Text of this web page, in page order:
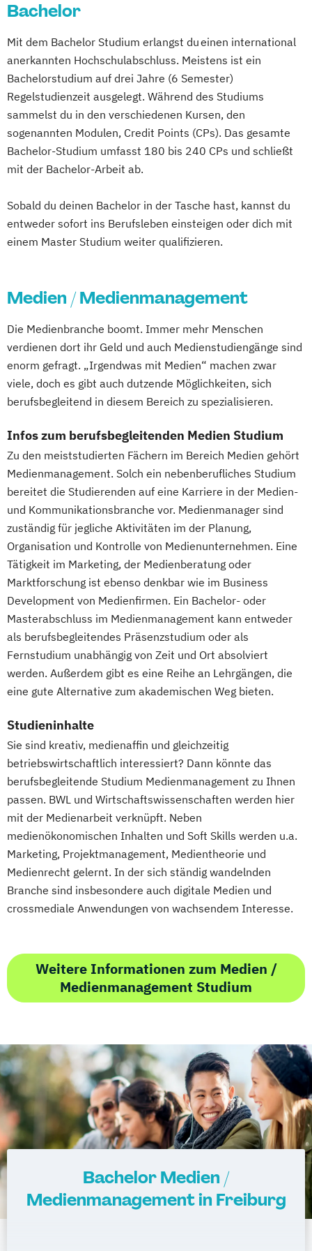
Leitungshandeln in der Pädagogik
Management (DE/EN) Marketing
Marketing und digitale Medien
Marketingmanagement
Maschinenbau
Master of Business Administration (DE/EN)
Mechatronik
Mediendesign
Medieninformatik
Modemanagement
Nachhaltiges Management New Work
Online Marketing
Personalmanagement
Personalmanagement (DE/EN)
Pflegemanagement
Pflegepädagogik
Physiotherapie
Product Management (DE/EN)
Produktdesign
Psychologie Public Health
Public Management
Public Management für
Verwaltungsfachangestellte
Public Relations und Kommunikation
Pädagogik Pädagogik für Bildung
Pädagogik
Bildungsberatung und Leitung
Robotics (DE/EN)
Social Media
Softwareentwicklung (DE/EN)
Soziale Arbeit
Soziale Arbeit Schwerpunkt Kinder und
Jugendliche
Sozialmanagement
Sportmanagement
Supply Chain Management
Tourismusmanagement UX Design
Umweltingenieurwesen
Vertragsrecht
Wirtschaftsinformatik (DE/EN)
Wirtschaftsingenieurwesen
Wirtschaftsingenieurwesen (DE/EN)
Wirtschaftsingenieurwesen Medizintechnik
Wirtschaftspsychologie (DE/EN)
Nachhaltigkeitsmanagement
Online Marketing
Personalpsychologie und Human Resource
Management
Pflege
Pharmamanagement und -technologie
Praxis- und Versorgungsmanagement
Psychologie
Pädagogik
Sales Management & Strategy
Soziale Arbeit
Sustainability Management
Therapiewissenschaften - Logopädie
Therapiewissenschaften - Physiotherapie
UX & Service Design
Wirtschaftsingenieurwesen
Maschinenbau
Wirtschaftspsychologie & Künstliche
Intelligenz
Wirtschaftspsychologie & Leadership
Wirtschaftspsychologie (DE/EN))
Wirtschaftspsychologie im Online-
Abendstudium
Wirtschaftsrecht
Wirtschaftswissenschaften
Public Relations Hochschulzertifikat
Revenue Management
Sportbusiness Management
Sportvermarktung Sportökonom (FH)
Tourism Consulting
Tourismus Management
Tourismusökonom (FH)
Trainingswissenschaft und Sporternährung
Wirtschaftspsychologie
Wirtschaftsinformatik
Wirtschaftsrecht
Wirtschaftspsychologie
Bachelor
Mit dem Bachelor Studium erlangst du einen international
anerkannten Hochschulabschluss. Meistens ist ein
Bachelorstudium auf drei Jahre (6 Semester)
Regelstudienzeit ausgelegt. Während des Studiums
sammelst du in den verschiedenen Kursen, den
sogenannten Modulen, Credit Points (CPs). Das gesamte
Bachelor-Studium umfasst 180 bis 240 CPs und schließt
mit der Bachelor-Arbeit ab.
Sobald du deinen Bachelor in der Tasche hast, kannst du
entweder sofort ins Berufsleben einsteigen oder dich mit
einem Master Studium weiter qualifizieren.
Medien / Medienmanagement
Die Medienbranche boomt. Immer mehr Menschen
verdienen dort ihr Geld und auch Medienstudiengänge sind
enorm gefragt. „Irgendwas mit Medien“ machen zwar
viele, doch es gibt auch dutzende Möglichkeiten, sich
berufsbegleitend in diesem Bereich zu spezialisieren.
Infos zum berufsbegleitenden Medien Studium
Zu den meiststudierten Fächern im Bereich Medien gehört
Medienmanagement. Solch ein nebenberufliches Studium
bereitet die Studierenden auf eine Karriere in der Medien-
und Kommunikationsbranche vor. Medienmanager sind
zuständig für jegliche Aktivitäten im der Planung,
Organisation und Kontrolle von Medienunternehmen. Eine
Tätigkeit im Marketing, der Medienberatung oder
Marktforschung ist ebenso denkbar wie im Business
Development von Medienfirmen. Ein Bachelor- oder
Masterabschluss im Medienmanagement kann entweder
als berufsbegleitendes Präsenzstudium oder als
Fernstudium unabhängig von Zeit und Ort absolviert
werden. Außerdem gibt es eine Reihe an Lehrgängen, die
eine gute Alternative zum akademischen Weg bieten.
Studieninhalte
Sie sind kreativ, medienaffin und gleichzeitig
betriebswirtschaftlich interessiert? Dann könnte das
berufsbegleitende Studium Medienmanagement zu Ihnen
passen. BWL und Wirtschaftswissenschaften werden hier
mit der Medienarbeit verknüpft. Neben
medienökonomischen Inhalten und Soft Skills werden u.a.
Marketing, Projektmanagement, Medientheorie und
Medienrecht gelernt. In der sich ständig wandelnden
Branche sind insbesondere auch digitale Medien und
crossmediale Anwendungen von wachsendem Interesse.
Weitere Informationen zum Medien /
Medienmanagement Studium
Bachelor Medien /
Medienmanagement in Freiburg